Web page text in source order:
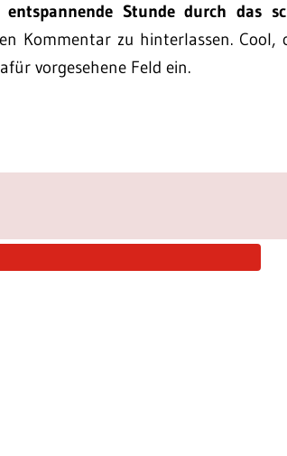
entspannende Stunde durch das
Kommentar zu hinterlassen. Cool,
vorgesehene Feld ein.